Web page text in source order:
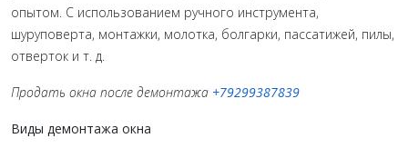
опытом. С использованием ручного инструмента,
шуруповерта, монтажки, молотка, болгарки, пассатижей, пилы,
отверток и т. д.
Продать окна после демонтажа +79299387839
Виды демонтажа окна